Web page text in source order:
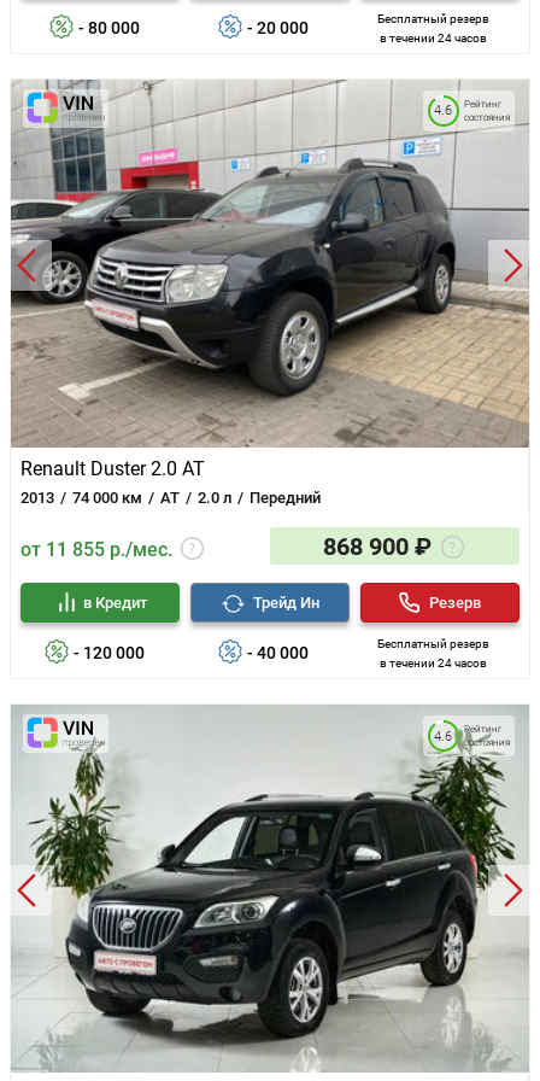
- 80 000 - 20 000
Бесплатный резерв
в течении 24 часов
Renault Duster 2.0 AT
2013 74 000 км AT 2.0 л Передний
Рейтинг
состояния
4.6
от 11 855 р./мес. 868 900 ₽
- 120 000
в Кредит
- 40 000
Трейд Ин
Бесплатный резерв
в течении 24 часов
Резерв
Рейтинг
состояния
4.6